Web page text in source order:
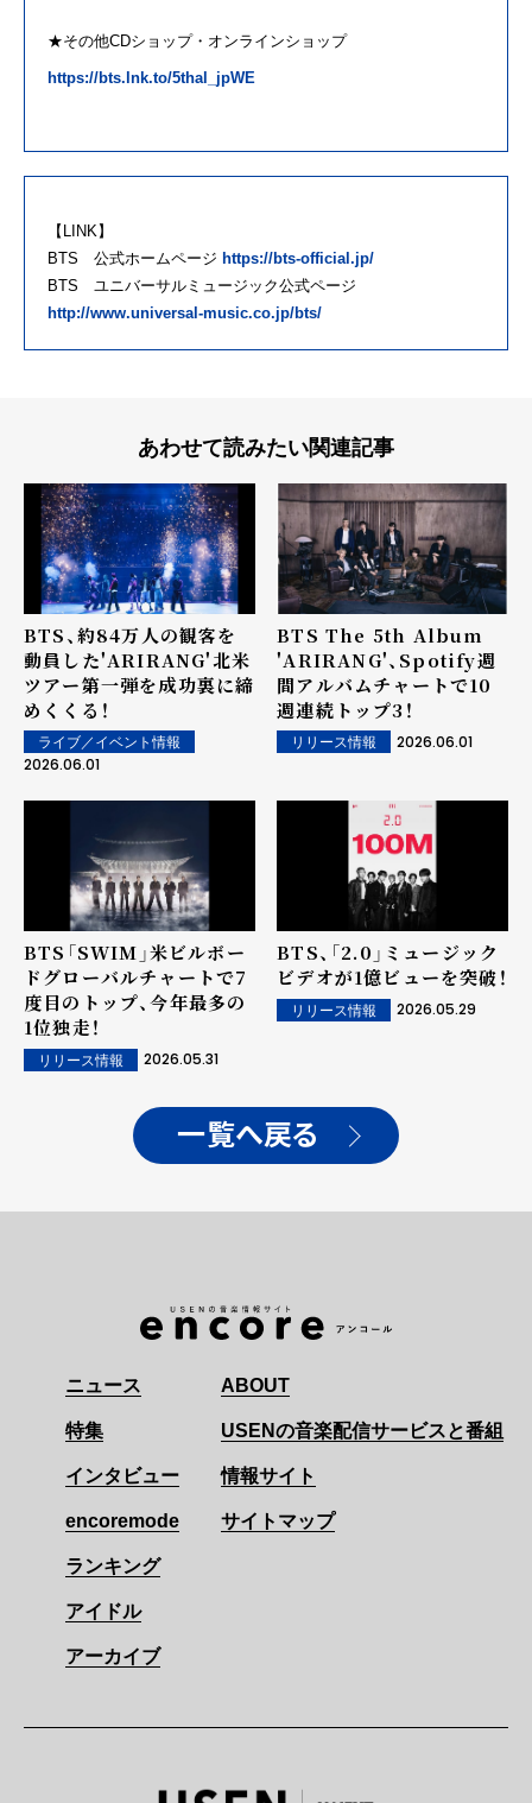
★その他CDショップ・オンラインショップ
https://bts.lnk.to/5thal_jpWE
【LINK】
BTS 公式ホームページ https://bts-official.jp/
BTS ユニバーサルミュージック公式ページ
http://www.universal-music.co.jp/bts/
あわせて読みたい関連記事
BTS、約84万人の観客を
動員した'ARIRANG'北米
ツアー第一弾を成功裏に締
めくくる！
ライブ／イベント情報
2026.06.01
BTS The 5th Album
'ARIRANG'、Spotify週
間アルバムチャートで10
週連続トップ3！
リリース情報 2026.06.01
BTS「SWIM」米ビルボー
ドグローバルチャートで7
度目のトップ、今年最多の
1位独走！
リリース情報 2026.05.31
BTS、「2.0」ミュージック
ビデオが1億ビューを突破！
リリース情報 2026.05.29
一覧へ戻る
ニュース
特集
インタビュー
encoremode
ランキング
アイドル
アーカイブ
ABOUT
USENの音楽配信サービスと番組
情報サイト
サイトマップ